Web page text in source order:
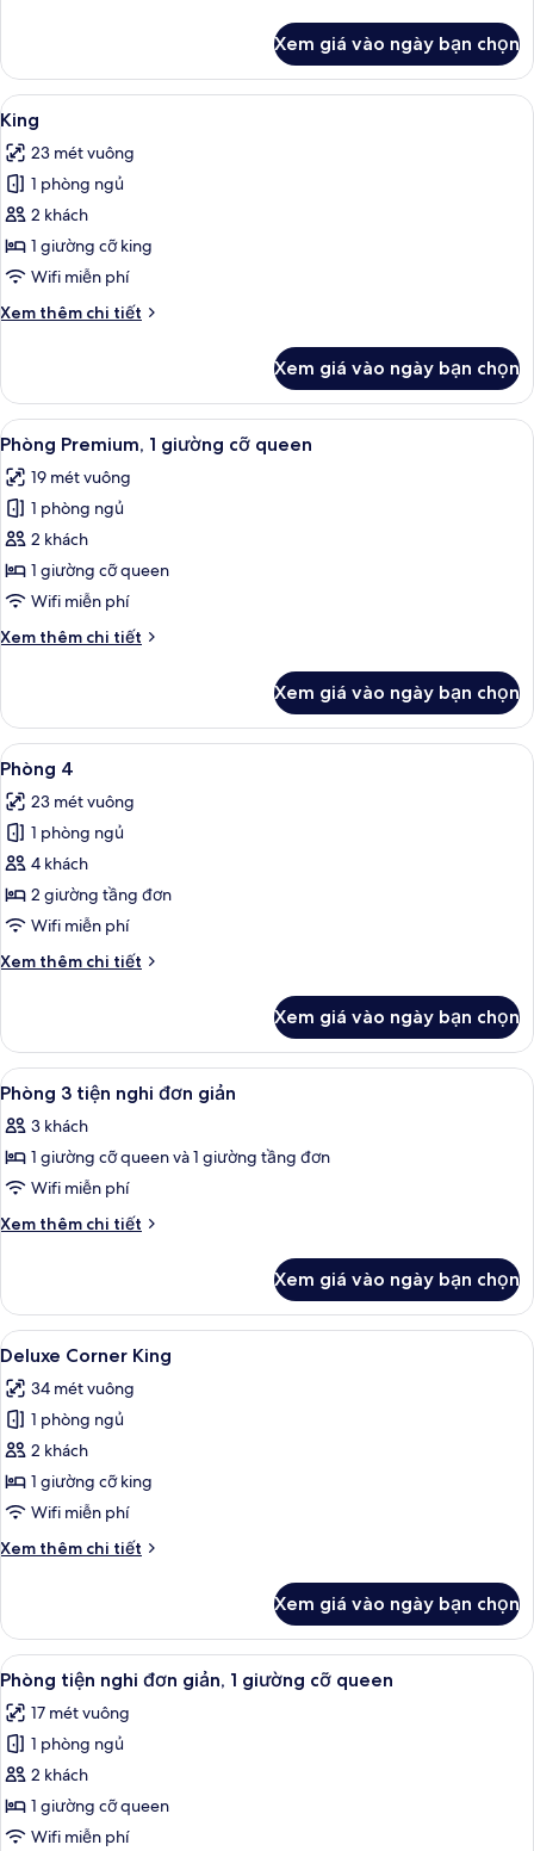
King
Room
Xem giá vào ngày bạn chọn
Xem
tất
cả
ảnh
King
Két bảo mật tại phòng, bàn, bàn ủi/
5
King
23 mét vuông
1 phòng ngủ
2 khách
1 giường cỡ king
Wifi miễn phí
Xem thêm chi tiết
Chi
King
Xem giá vào ngày bạn chọn
Xem
tất
cả
ảnh
Phòng
Premium,
1
cỡ
Két bảo mật tại phòng, bàn, bàn ủi/
4
Phòng Premium, 1 giường cỡ queen
19 mét vuông
1 phòng ngủ
2 khách
1 giường cỡ queen
Wifi miễn phí
Xem thêm chi tiết
Chi
Phòng
Premium,
1
giường
cỡ
queen
Xem giá vào ngày bạn chọn
Xem
tất
cả
ảnh
Phòng
4
Két bảo mật tại phòng, bàn, bàn ủi/
4
Phòng 4
23 mét vuông
1 phòng ngủ
4 khách
2 giường tầng đơn
Wifi miễn phí
Xem thêm chi tiết
Chi
Phòng
4
Xem giá vào ngày bạn chọn
Xem
tất
cả
ảnh
Phòng
3
đơn
giản
Két bảo mật tại phòng, bàn, bàn ủi/
7
Phòng 3 tiện nghi đơn giản
3 khách
1 giường cỡ queen và 1 giường tầng đơn
Wifi miễn phí
Xem thêm chi tiết
Chi
Phòng
tiện
đơn
giản
Xem giá vào ngày bạn chọn
Xem
tất
cả
ảnh
Deluxe
Corner
King
Két bảo mật tại phòng, bàn, bàn ủi/
5
Deluxe Corner King
34 mét vuông
1 phòng ngủ
2 khách
1 giường cỡ king
Wifi miễn phí
Xem thêm chi tiết
Chi
Deluxe
Corner
King
Xem giá vào ngày bạn chọn
Xem
tất
cả
ảnh
Phòng
tiện
nghi
Két bảo mật tại phòng, bàn, bàn ủi/
4
Phòng tiện nghi đơn giản, 1 giường cỡ queen
17 mét vuông
1 phòng ngủ
2 khách
1 giường cỡ queen
Wifi miễn phí